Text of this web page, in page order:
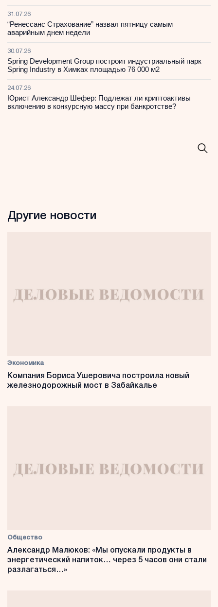
31.07.26
“Ренессанс Страхование” назвал пятницу самым
аварийным днем недели
30.07.26
Spring Development Group построит индустриальный парк
Spring Industry в Химках площадью 76 000 м2
24.07.26
Юрист Александр Шефер: Подлежат ли криптоактивы
включению в конкурсную массу при банкротстве?
Другие новости
Экономика
Компания Бориса Ушеровича построила новый
железнодорожный мост в Забайкалье
Общество
Александр Малюков: «Мы опускали продукты в
энергетический напиток… через 5 часов они стали
разлагаться…»